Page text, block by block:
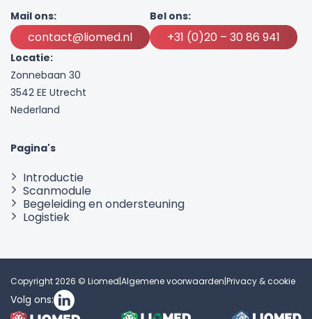
Mail ons:
contact@liomed.nl
Bel ons:
+31 (0)20 – 30 86 941
Locatie:
Zonnebaan 30
3542 EE Utrecht
Nederland
Pagina's
Introductie
Scanmodule
Begeleiding en ondersteuning
Logistiek
Copyright 2026 © Liomed|Algemene voorwaarden|Privacy & cookie
Volg ons: